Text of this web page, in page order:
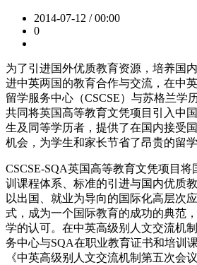
2014-07-12 / 00:00
0
为了引进国外优质教育资源，培养国
进中英两国的教育合作与交流，在中
留学服务中心（CSCSE）与苏格兰学
共同将英国高等教育文凭项目引入中
生及同等学历者，提供了在国内接受
机会，为学生和家长节省了昂贵的留学
CSCSE-SQA英国高等教育文凭项目
训课程体系、标准的引进与国内优质
以出国、就业为导向的国际化高层次
式，成为一个国际教育的成功的典范
学的认可。在中英高级别人文交流机
务中心与SQA在职业教育证书和培训
《中英高级别人文交流机制第五次会